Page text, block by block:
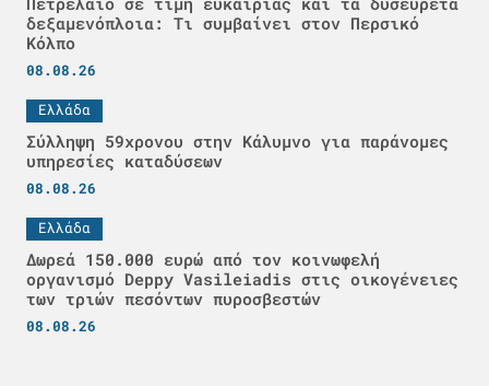
δεξαμενόπλοια: Τι συμβαίνει στον Περσικό
Κόλπο
08.08.26
Ελλάδα
Σύλληψη 59χρονου στην Κάλυμνο για παράνομες
υπηρεσίες καταδύσεων
08.08.26
Ελλάδα
Δωρεά 150.000 ευρώ από τον κοινωφελή
οργανισμό Deppy Vasileiadis στις οικογένειες
των τριών πεσόντων πυροσβεστών
08.08.26